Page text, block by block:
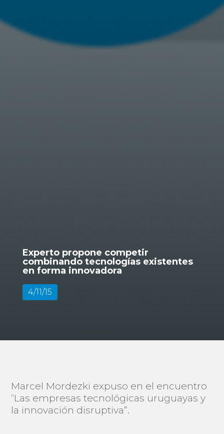
Experto propone competir
combinando tecnologías existentes
en forma innovadora
4/11/15
Marcel Mordezki expuso en el encuentro
“Las empresas tecnológicas uruguayas y
la innovación disruptiva”.